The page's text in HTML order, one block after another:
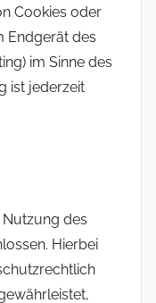
Cookies oder
Endgerät des
im Sinne des
ist jederzeit
des
Hierbei